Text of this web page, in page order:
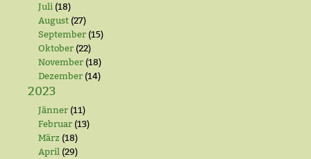
Juli (18)
August (27)
September (15)
Oktober (22)
November (18)
Dezember (14)
2023
Jänner (11)
Februar (13)
März (18)
April (29)